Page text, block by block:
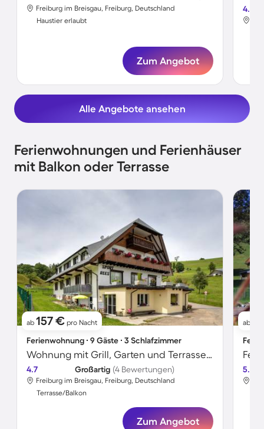
Freiburg im Breisgau, Freiburg, Deutschland
Haustier erlaubt
Zum Angebot
4.3
Alle Angebote ansehen
Ferienwohnungen und Ferienhäuser
mit Balkon oder Terrasse
ab 157 € pro Nacht
Ferienwohnung ∙ 9 Gäste ∙ 3 Schlafzimmer
Wohnung mit Grill, Garten und Terrasse | Gartenblick
4.7 Großartig (4 Bewertungen)
Freiburg im Breisgau, Freiburg, Deutschland
Terrasse/Balkon
Zum Angebot
ab
5.0